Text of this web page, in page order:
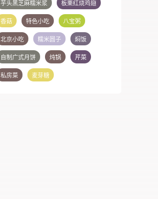
芋头黑芝麻糯米浆 板栗红烧鸡翅
香菇 特色小吃 八宝粥
北京小吃 糯米圆子 焖饭
自制广式月饼 炖锅 芹菜
私房菜 麦芽糖